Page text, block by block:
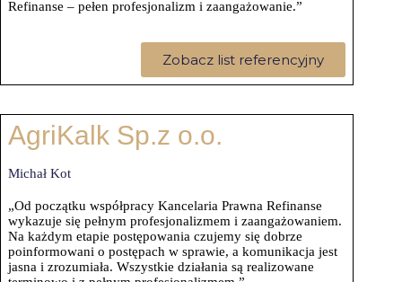
Refinanse – pełen profesjonalizm i zaangażowanie.”
Zobacz list referencyjny
AgriKalk Sp.z o.o.
Michał Kot
„Od początku współpracy Kancelaria Prawna Refinanse
wykazuje się pełnym profesjonalizmem i zaangażowaniem.
Na każdym etapie postępowania czujemy się dobrze
poinformowani o postępach w sprawie, a komunikacja jest
jasna i zrozumiała. Wszystkie działania są realizowane